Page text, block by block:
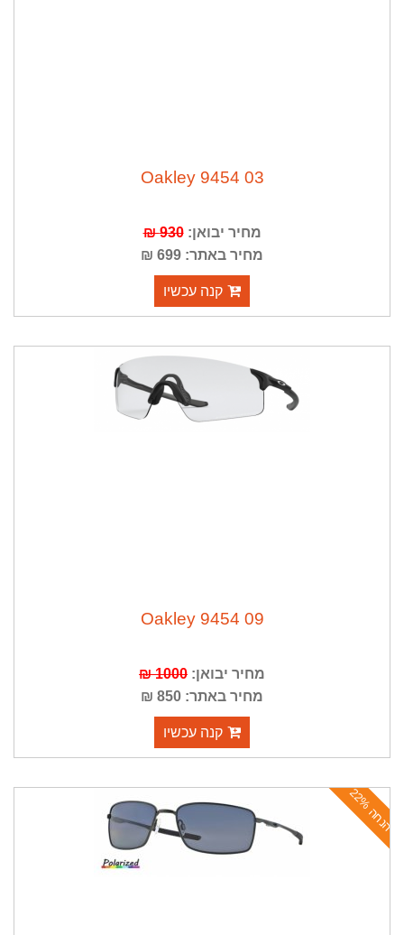
03 9454 Oakley
מחיר יבואן:930 ₪
מחיר באתר: 699 ₪
קנה עכשיו
09 9454 Oakley
מחיר יבואן: 1000 ₪
מחיר באתר: 850 ₪
קנה עכשיו
ה
נ
ח
ה
2
2
%